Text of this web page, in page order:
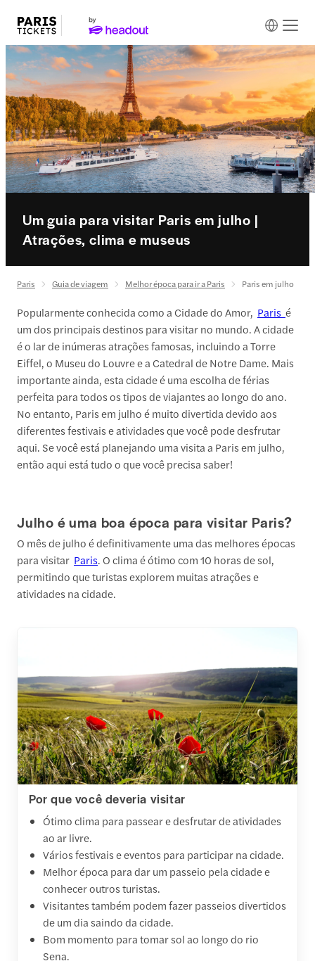
Um guia para visitar Paris em julho |
Atrações, clima e museus
Paris Guia de viagem Melhor época para ir a Paris Paris em julho
Popularmente conhecida como a Cidade do Amor, Paris é
um dos principais destinos para visitar no mundo. A cidade
é o lar de inúmeras atrações famosas, incluindo a Torre
Eiffel, o Museu do Louvre e a Catedral de Notre Dame. Mais
importante ainda, esta cidade é uma escolha de férias
perfeita para todos os tipos de viajantes ao longo do ano.
No entanto, Paris em julho é muito divertida devido aos
diferentes festivais e atividades que você pode desfrutar
aqui. Se você está planejando uma visita a Paris em julho,
então aqui está tudo o que você precisa saber!
Julho é uma boa época para visitar Paris?
O mês de julho é definitivamente uma das melhores épocas
para visitar Paris. O clima é ótimo com 10 horas de sol,
permitindo que turistas explorem muitas atrações e
atividades na cidade.
Por que você deveria visitar
Ótimo clima para passear e desfrutar de atividades
ao ar livre.
Vários festivais e eventos para participar na cidade.
Melhor época para dar um passeio pela cidade e
conhecer outros turistas.
Visitantes também podem fazer passeios divertidos
de um dia saindo da cidade.
Bom momento para tomar sol ao longo do rio
Sena.